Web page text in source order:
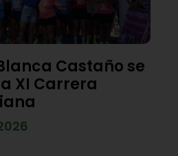
Castaño se
XI Carrera